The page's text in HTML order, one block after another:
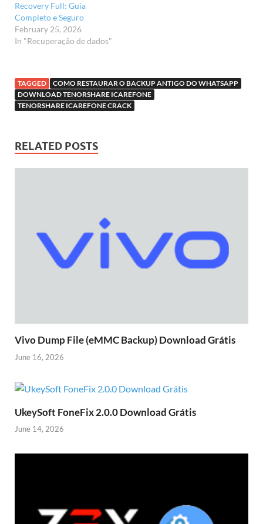
Recovery Full: Guia
Completo e Seguro
February 25, 2026
In "Recuperação de dados"
TAGGED
COMO RESTAURAR O BACKUP ANTIGO DO WHATSAPP
DOWNLOAD TENORSHARE ICAREFONE
TENORSHARE ICAREFONE CRACK
RELATED POSTS
Vivo Dump File (eMMC Backup) Download Grátis
June 16, 2026
UkeySoft FoneFix 2.0.0 Download Grátis
June 14, 2026